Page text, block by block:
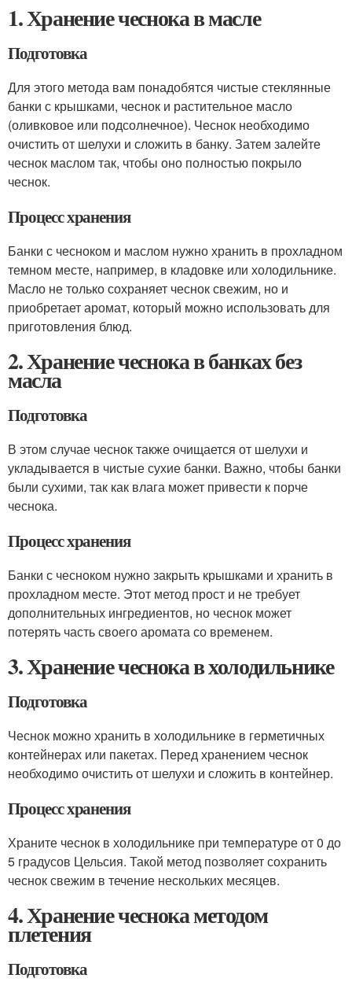
1. Хранение чеснока в масле
Подготовка
Для этого метода вам понадобятся чистые стеклянные
банки с крышками, чеснок и растительное масло
(оливковое или подсолнечное). Чеснок необходимо
очистить от шелухи и сложить в банку. Затем залейте
чеснок маслом так, чтобы оно полностью покрыло
чеснок.
Процесс хранения
Банки с чесноком и маслом нужно хранить в прохладном
темном месте, например, в кладовке или холодильнике.
Масло не только сохраняет чеснок свежим, но и
приобретает аромат, который можно использовать для
приготовления блюд.
2. Хранение чеснока в банках без
масла
Подготовка
В этом случае чеснок также очищается от шелухи и
укладывается в чистые сухие банки. Важно, чтобы банки
были сухими, так как влага может привести к порче
чеснока.
Процесс хранения
Банки с чесноком нужно закрыть крышками и хранить в
прохладном месте. Этот метод прост и не требует
дополнительных ингредиентов, но чеснок может
потерять часть своего аромата со временем.
3. Хранение чеснока в холодильнике
Подготовка
Чеснок можно хранить в холодильнике в герметичных
контейнерах или пакетах. Перед хранением чеснок
необходимо очистить от шелухи и сложить в контейнер.
Процесс хранения
Храните чеснок в холодильнике при температуре от 0 до
5 градусов Цельсия. Такой метод позволяет сохранить
чеснок свежим в течение нескольких месяцев.
4. Хранение чеснока методом
плетения
Подготовка